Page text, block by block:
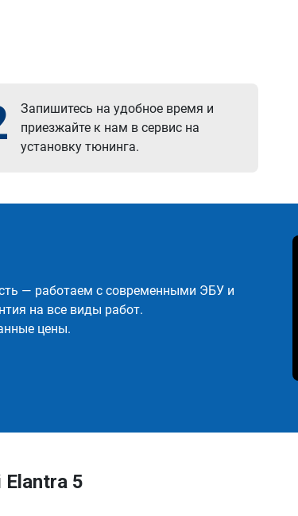
Запишитесь на удобное время и
приезжайте к нам в сервис на
установку тюнинга.
— работаем с современными ЭБУ и
на все виды работ.
цены.
5